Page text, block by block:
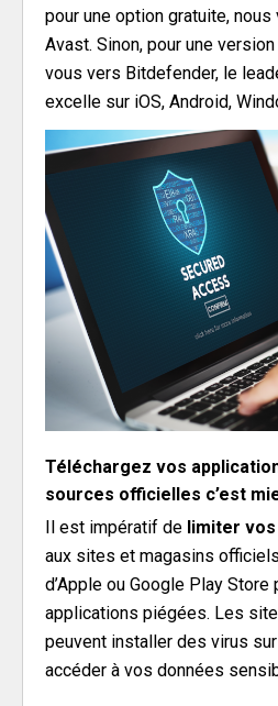
pour une option gratuite,
Avast. Sinon, pour une
vous vers Bitdefender, le
excelle sur iOS, Android,
Téléchargez vos
sources officielles c’est
Il est impératif de limiter
aux sites et magasins
d’Apple ou Google Play
applications piégées. Les
peuvent installer des virus
accéder à vos données